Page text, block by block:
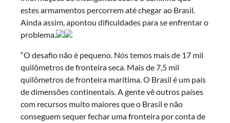
estes armamentos percorrem até chegar ao Brasil.
Ainda assim, apontou dificuldades para se enfrentar o
problema.
“O desafio não é pequeno. Nós temos mais de 17 mil
quilômetros de fronteira seca. Mais de 7,5 mil
quilômetros de fronteira marítima. O Brasil é um país
de dimensões continentais. A gente vê outros países
com recursos muito maiores que o Brasil e não
conseguem sequer fechar uma fronteira por conta de